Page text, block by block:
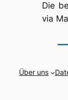
Die
via
Über uns